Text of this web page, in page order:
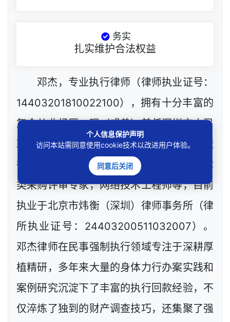
务实
扎实维护合法权益
邓杰，专业执行律师（律师执业证号：
14403201810022100），拥有十分丰富的
复合从业经历，现（或曾）兼任深圳市人民
政府听证员，深圳市某区城建部门政府公职
律师、政府工程定标专家，深圳市政府法律
类采购评审专家，网络技术工程师等，目前
执业于北京市炜衡（深圳）律师事务所（律
所执业证号：24403200511032007）。
邓杰律师在民事强制执行领域专注于深耕厚
植精研，多年来大量的身体力行办案实践和
案例研究沉淀下了丰富的执行回款经验，不
仅淬炼了独到的财产调查技巧，还集聚了强
个人信息保护声明
访问本站需同意使用cookie技术以改进用户体验。
同意后关闭